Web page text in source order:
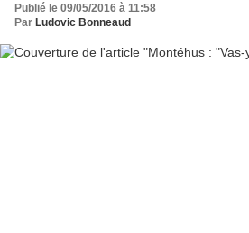
Publié le 09/05/2016 à 11:58
Par Ludovic Bonneaud